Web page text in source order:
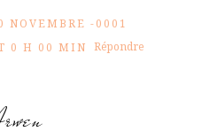
NOVEMBRE -0001
0 H 00 MIN Répondre